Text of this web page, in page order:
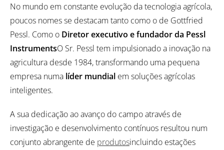
No mundo em constante evolução da tecnologia agrícola,
poucos nomes se destacam tanto como o de Gottfried
Pessl. Como o Diretor executivo e fundador da Pessl
InstrumentsO Sr. Pessl tem impulsionado a inovação na
agricultura desde 1984, transformando uma pequena
empresa numa líder mundial em soluções agrícolas
inteligentes.
A sua dedicação ao avanço do campo através de
investigação e desenvolvimento contínuos resultou num
conjunto abrangente de produtosincluindo estações